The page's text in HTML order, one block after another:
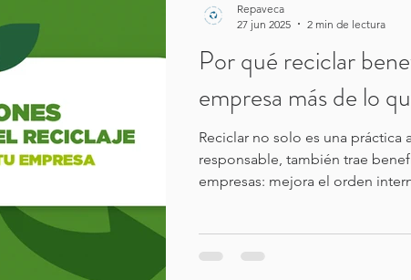
Por qué reciclar
empresa más de lo
Reciclar no solo es una práctica
responsable, también trae
empresas: mejora el orden
Repaveca
27 jun 2025
2 min de lectura